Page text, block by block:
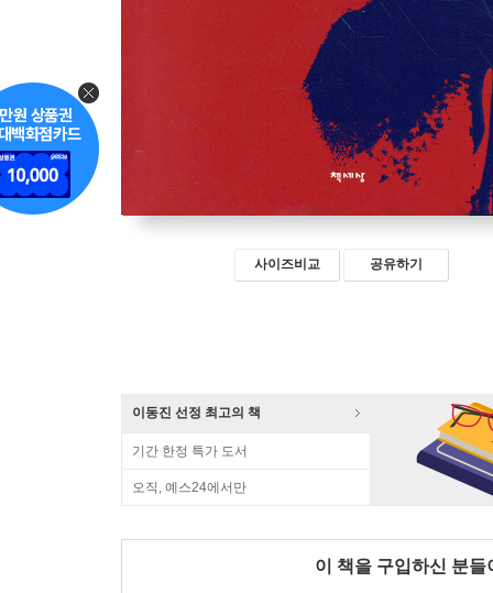
사이즈비교 공유하기
이동진 선정 최고의 책
기간 한정 특가 도서
오직, 예스24에서만
이 책을 구입하신 분